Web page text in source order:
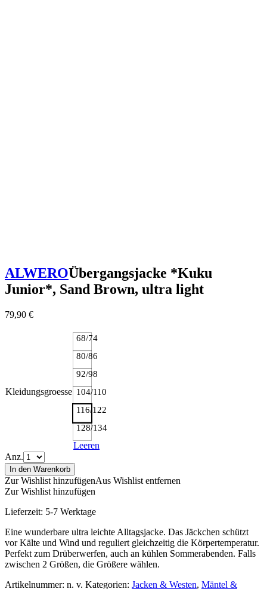
ALWEROÜbergangsjacke *Kuku
Junior*, Sand Brown, ultra light
79,90 €
Kleidungsgroesse
68/74
80/86
92/98
104/110
116/122
128/134
Leeren
Anz.
In den Warenkorb
Zur Wishlist hinzufügenAus Wishlist entfernen
Zur Wishlist hinzufügen
Lieferzeit: 5-7 Werktage
Eine wunderbare ultra leichte Alltagsjacke. Das Jäckchen schützt
vor Kälte und Wind und reguliert gleichzeitig die Körpertemperatur.
Perfekt zum Drüberwerfen, auch an kühlen Sommerabenden. Falls
zwischen 2 Größen, die Größere wählen.
Artikelnummer: n. v. Kategorien: Jacken & Westen, Mäntel &